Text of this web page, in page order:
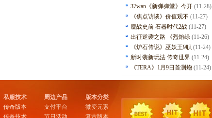
37wan《新弹弹堂》今开 (11-28)
《焦点访谈》价值观不 (11-27)
鏖战史前 石器时代2战 (11-27)
出征逆袭之路 《烈焰绿 (11-26)
《炉石传说》巫妖王9职 (11-24)
新时装新玩法 传奇世界 (11-24)
《TERA》1月9日首测炮 (11-24)
私服技术
传奇版本
传奇技术
周边产品
支付平台
节日活动
版本分类
微变元素
复古版本